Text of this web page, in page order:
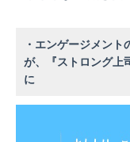
・エンゲージメン
が、『ストロング上
に